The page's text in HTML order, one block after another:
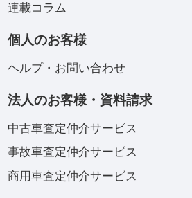
連載コラム
個人のお客様
ヘルプ・お問い合わせ
法人のお客様・資料請求
中古車査定仲介サービス
事故車査定仲介サービス
商用車査定仲介サービス